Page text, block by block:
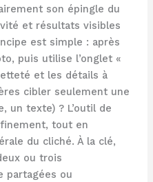
son épingle du
et résultats visibles
est simple : après
puis utilise l’onglet «
et les détails à
cibler seulement une
un texte) ? L’outil de
tout en
du cliché. À la clé,
ou trois
partagées ou